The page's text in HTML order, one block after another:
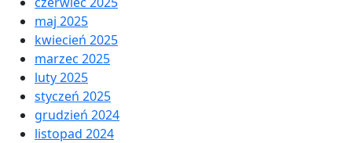
maj 2025
kwiecień 2025
marzec 2025
luty 2025
styczeń 2025
grudzień 2024
listopad 2024